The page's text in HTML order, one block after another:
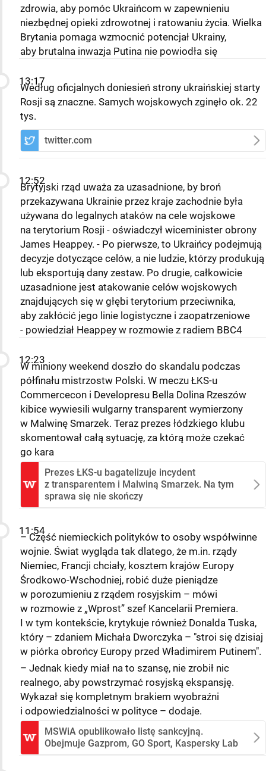
zdrowia, aby pomóc Ukraińcom w zapewnieniu
niezbędnej opieki zdrowotnej i ratowaniu życia. Wielka
Brytania pomaga wzmocnić potencjał Ukrainy,
aby brutalna inwazja Putina nie powiodła się
13:17
Według oficjalnych doniesień strony ukraińskiej starty
Rosji są znaczne. Samych wojskowych zginęło ok. 22
tys.
twitter.com
12:52
Brytyjski rząd uważa za uzasadnione, by broń
przekazywana Ukrainie przez kraje zachodnie była
używana do legalnych ataków na cele wojskowe
na terytorium Rosji - oświadczył wiceminister obrony
James Heappey. - Po pierwsze, to Ukraińcy podejmują
decyzje dotyczące celów, a nie ludzie, którzy produkują
lub eksportują dany zestaw. Po drugie, całkowicie
uzasadnione jest atakowanie celów wojskowych
znajdujących się w głębi terytorium przeciwnika,
aby zakłócić jego linie logistyczne i zaopatrzeniowe
- powiedział Heappey w rozmowie z radiem BBC4
12:23
W miniony weekend doszło do skandalu podczas
półfinału mistrzostw Polski. W meczu ŁKS-u
Commercecon i Developresu Bella Dolina Rzeszów
kibice wywiesili wulgarny transparent wymierzony
w Malwinę Smarzek. Teraz prezes łódzkiego klubu
skomentował całą sytuację, za którą może czekać
go kara
Prezes ŁKS-u bagatelizuje incydent
z transparentem i Malwiną Smarzek. Na tym
sprawa się nie skończy
11:54
– Część niemieckich polityków to osoby współwinne
wojnie. Świat wygląda tak dlatego, że m.in. rządy
Niemiec, Francji chciały, kosztem krajów Europy
Środkowo-Wschodniej, robić duże pieniądze
w porozumieniu z rządem rosyjskim – mówi
w rozmowie z „Wprost” szef Kancelarii Premiera.
I w tym kontekście, krytykuje również Donalda Tuska,
który – zdaniem Michała Dworczyka – "stroi się dzisiaj
w piórka obrońcy Europy przed Władimirem Putinem".
– Jednak kiedy miał na to szansę, nie zrobił nic
realnego, aby powstrzymać rosyjską ekspansję.
Wykazał się kompletnym brakiem wyobraźni
i odpowiedzialności w polityce – dodaje.
MSWiA opublikowało listę sankcyjną.
Obejmuje Gazprom, GO Sport, Kaspersky Lab